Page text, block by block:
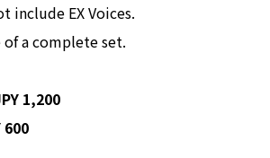
include EX Voices.
a complete set.
1,200
600